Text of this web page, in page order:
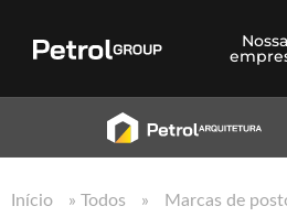
Início » Todos » Marcas de